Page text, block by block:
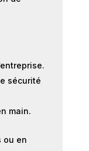
sécurité
main.
ou en